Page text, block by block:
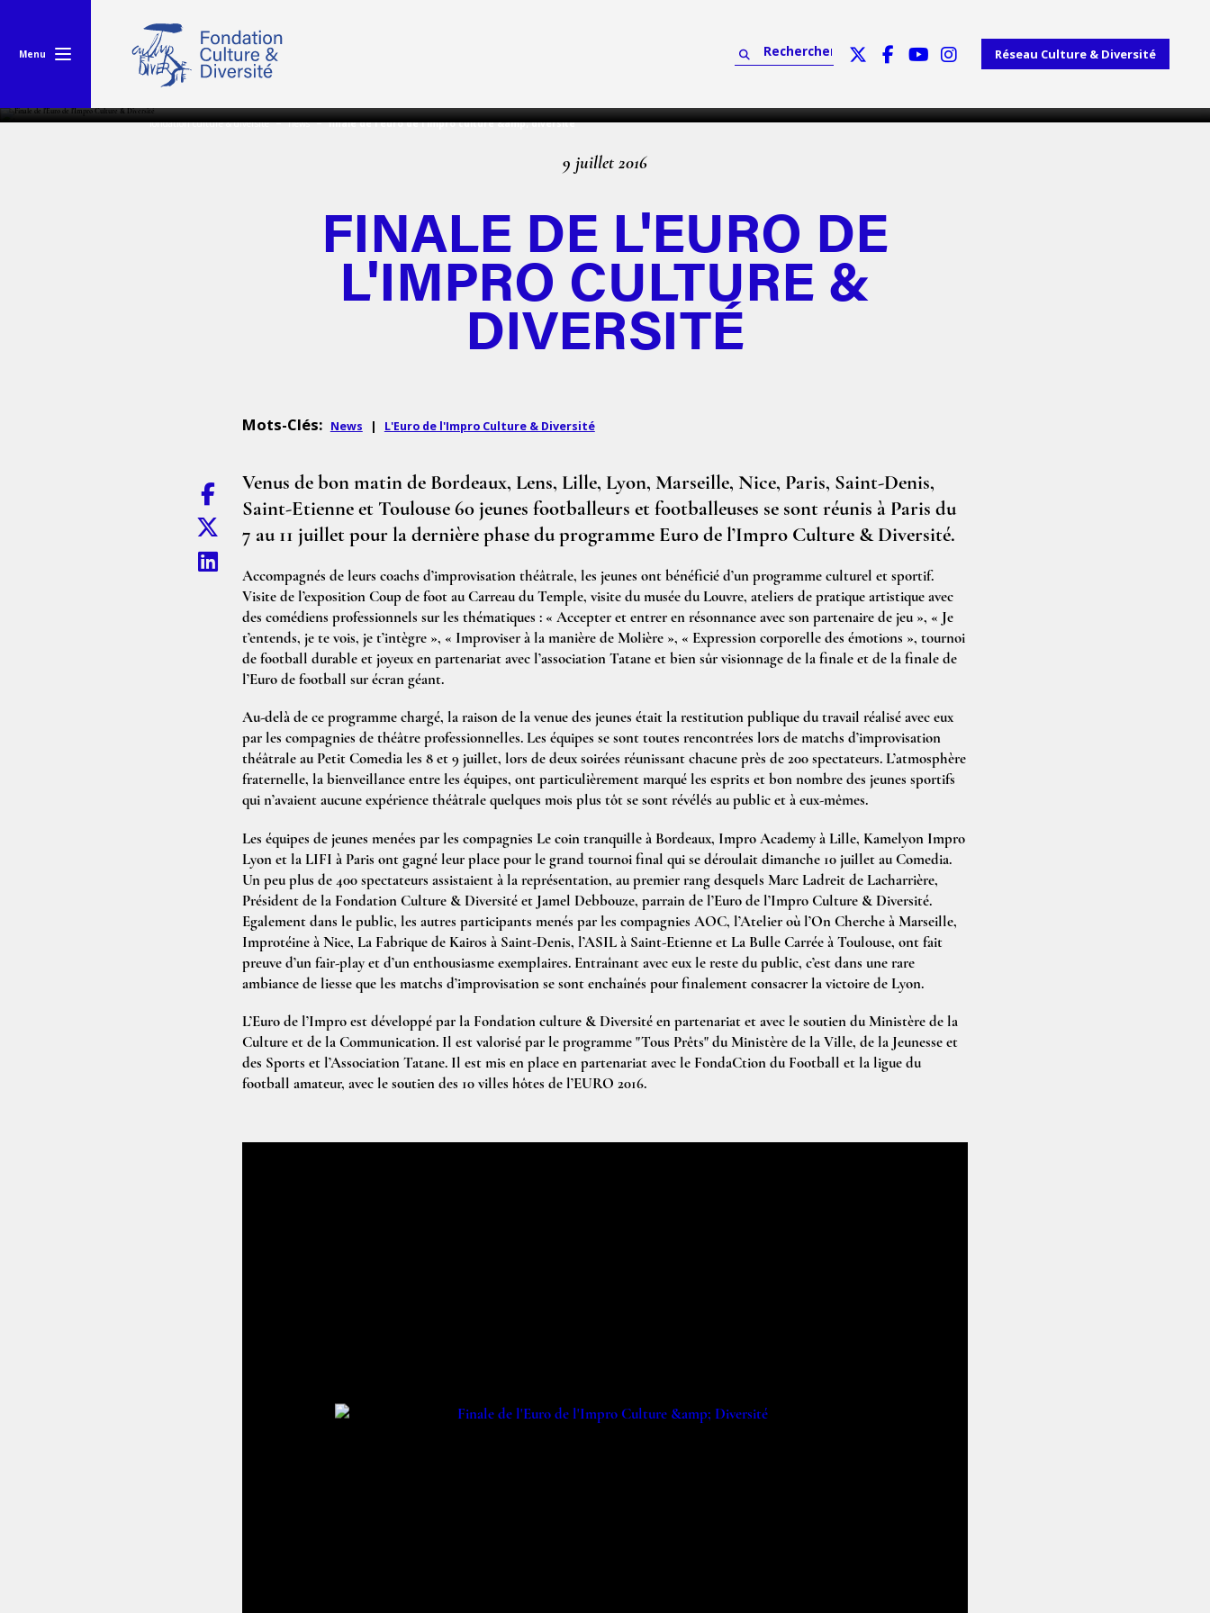
Menu Réseau Culture & Diversité
fondation culture & diversité news finale de l'euro de l'impro culture &amp; diversité
9 juillet 2016
FINALE DE L'EURO DE
L'IMPRO CULTURE &
DIVERSITÉ
Mots-Clés: News | L'Euro de l'Impro Culture & Diversité
Venus de bon matin de Bordeaux, Lens, Lille, Lyon, Marseille, Nice, Paris, Saint-Denis,
Saint-Etienne et Toulouse 60 jeunes footballeurs et footballeuses se sont réunis à Paris du
7 au 11 juillet pour la dernière phase du programme Euro de l’Impro Culture & Diversité.
Accompagnés de leurs coachs d’improvisation théâtrale, les jeunes ont bénéficié d’un programme culturel et sportif.
Visite de l’exposition Coup de foot au Carreau du Temple, visite du musée du Louvre, ateliers de pratique artistique avec
des comédiens professionnels sur les thématiques : « Accepter et entrer en résonnance avec son partenaire de jeu », « Je
t’entends, je te vois, je t’intègre », « Improviser à la manière de Molière », « Expression corporelle des émotions », tournoi
de football durable et joyeux en partenariat avec l’association Tatane et bien sûr visionnage de la finale et de la finale de
l’Euro de football sur écran géant.
Au-delà de ce programme chargé, la raison de la venue des jeunes était la restitution publique du travail réalisé avec eux
par les compagnies de théâtre professionnelles. Les équipes se sont toutes rencontrées lors de matchs d’improvisation
théâtrale au Petit Comedia les 8 et 9 juillet, lors de deux soirées réunissant chacune près de 200 spectateurs. L’atmosphère
fraternelle, la bienveillance entre les équipes, ont particulièrement marqué les esprits et bon nombre des jeunes sportifs
qui n’avaient aucune expérience théâtrale quelques mois plus tôt se sont révélés au public et à eux-mêmes.
Les équipes de jeunes menées par les compagnies Le coin tranquille à Bordeaux, Impro Academy à Lille, Kamelyon Impro
Lyon et la LIFI à Paris ont gagné leur place pour le grand tournoi final qui se déroulait dimanche 10 juillet au Comedia.
Un peu plus de 400 spectateurs assistaient à la représentation, au premier rang desquels Marc Ladreit de Lacharrière,
Président de la Fondation Culture & Diversité et Jamel Debbouze, parrain de l’Euro de l’Impro Culture & Diversité.
Egalement dans le public, les autres participants menés par les compagnies AOC, l’Atelier où l’On Cherche à Marseille,
Improtéine à Nice, La Fabrique de Kairos à Saint-Denis, l’ASIL à Saint-Etienne et La Bulle Carrée à Toulouse, ont fait
preuve d’un fair-play et d’un enthousiasme exemplaires. Entraînant avec eux le reste du public, c’est dans une rare
ambiance de liesse que les matchs d’improvisation se sont enchaînés pour finalement consacrer la victoire de Lyon.
L’Euro de l’Impro est développé par la Fondation culture & Diversité en partenariat et avec le soutien du Ministère de la
Culture et de la Communication. Il est valorisé par le programme "Tous Prêts" du Ministère de la Ville, de la Jeunesse et
des Sports et l’Association Tatane. Il est mis en place en partenariat avec le FondaCtion du Football et la ligue du
football amateur, avec le soutien des 10 villes hôtes de l’EURO 2016.